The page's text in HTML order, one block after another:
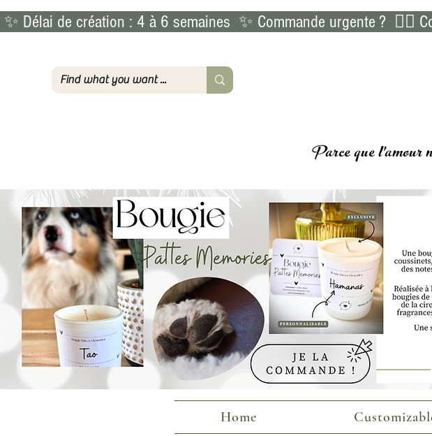
✨ Délai de création : 4 à 6 semaines  ✨ Commande urgente ?
Parce que l'amour
Home